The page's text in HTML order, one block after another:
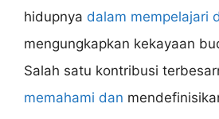
hidupnya dalam mempelajari
mengungkapkan kekayaan
Salah satu kontribusi
memahami dan